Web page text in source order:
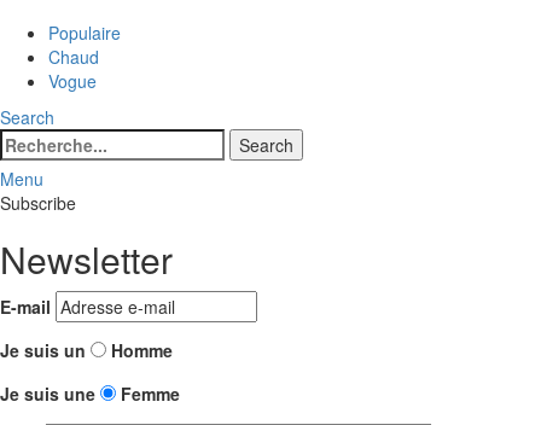
Populaire
Chaud
Vogue
Search
Search
for:
Search
Menu
Subscribe
Newsletter
E-mail
Je suis un
Homme
Je suis une
Femme